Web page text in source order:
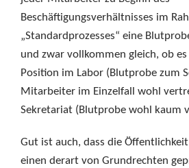
Beschäftigungsverhältnisses im
„Standardprozesses“ eine
und zwar vollkommen gleich, ob
Position im Labor (Blutprobe zum
Mitarbeiter im Einzelfall wohl
Sekretariat (Blutprobe wohl kaum
Gut ist auch, dass die
einen derart von Grundrechten